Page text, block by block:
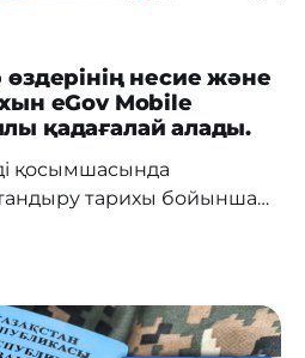
несие және
eGov Mobile
қадағалай алады.
қосымшасында
тарихы бойынша
онлайн бағалай алады.
«Сақтандыру» атты